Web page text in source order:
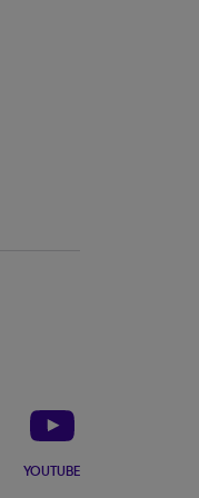
YOUTUBE